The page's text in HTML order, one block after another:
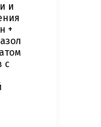
и
+
с